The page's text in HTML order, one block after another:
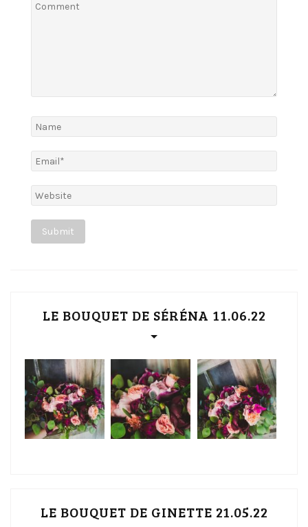
LE BOUQUET DE SÉRÉNA 11.06.22
LE BOUQUET DE GINETTE 21.05.22